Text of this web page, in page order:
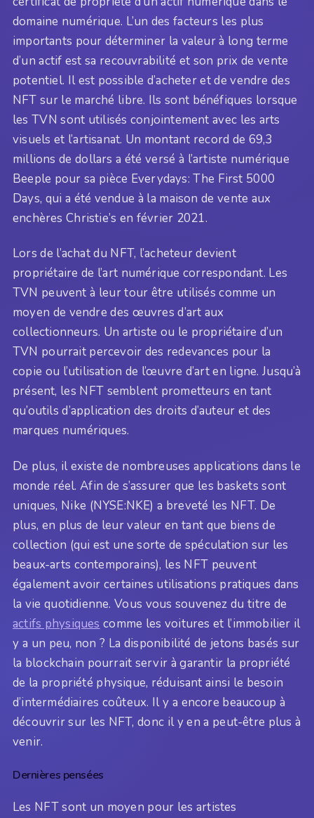
domaine numérique. L’un des facteurs les plus
importants pour déterminer la valeur à long terme
d’un actif est sa recouvrabilité et son prix de vente
potentiel. Il est possible d’acheter et de vendre des
NFT sur le marché libre. Ils sont bénéfiques lorsque
les TVN sont utilisés conjointement avec les arts
visuels et l’artisanat. Un montant record de 69,3
millions de dollars a été versé à l’artiste numérique
Beeple pour sa pièce Everydays: The First 5000
Days, qui a été vendue à la maison de vente aux
enchères Christie’s en février 2021.
Lors de l’achat du NFT, l’acheteur devient
propriétaire de l’art numérique correspondant. Les
TVN peuvent à leur tour être utilisés comme un
moyen de vendre des œuvres d’art aux
collectionneurs. Un artiste ou le propriétaire d’un
TVN pourrait percevoir des redevances pour la
copie ou l’utilisation de l’œuvre d’art en ligne. Jusqu’à
présent, les NFT semblent prometteurs en tant
qu’outils d’application des droits d’auteur et des
marques numériques.
De plus, il existe de nombreuses applications dans le
monde réel. Afin de s’assurer que les baskets sont
uniques, Nike (NYSE:NKE) a breveté les NFT. De
plus, en plus de leur valeur en tant que biens de
collection (qui est une sorte de spéculation sur les
beaux-arts contemporains), les NFT peuvent
également avoir certaines utilisations pratiques dans
la vie quotidienne. Vous vous souvenez du titre de
actifs physiques comme les voitures et l’immobilier il
y a un peu, non ? La disponibilité de jetons basés sur
la blockchain pourrait servir à garantir la propriété
de la propriété physique, réduisant ainsi le besoin
d’intermédiaires coûteux. Il y a encore beaucoup à
découvrir sur les NFT, donc il y en a peut-être plus à
venir.
Dernières pensées
Les NFT sont un moyen pour les artistes